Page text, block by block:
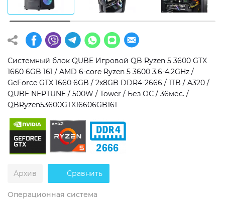
Операционная система
Windows 11 Home
Windows 11 Pro
Без ОС
Тип накопителя
SSD
HDD
SSD + HDD
Дополнительно
RGB-подсветка
Разблокированный множитель CPU
Сверхбыстрый M.2 SSD NVME
Системный блок QUBE Игровой QB Ryzen 5 3600 GTX
1660 6GB 161 / AMD 6-core Ryzen 5 3600 3.6-4.2GHz /
GeForce GTX 1660 6GB / 2x8GB DDR4-2666 / 1TB / A320 /
QUBE NEPTUNE / 500W / Tower / Без ОС / 36мес. /
QBRyzen53600GTX16606GB161
Архив Сравнить
Операционная система